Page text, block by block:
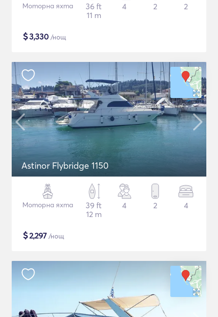
Моторна яхта
36 ft
11 m
4 2 2
$3,330 /нощ
Astinor Flybridge 1150
Моторна яхта
39 ft
12 m
4 2 4
$2,297 /нощ